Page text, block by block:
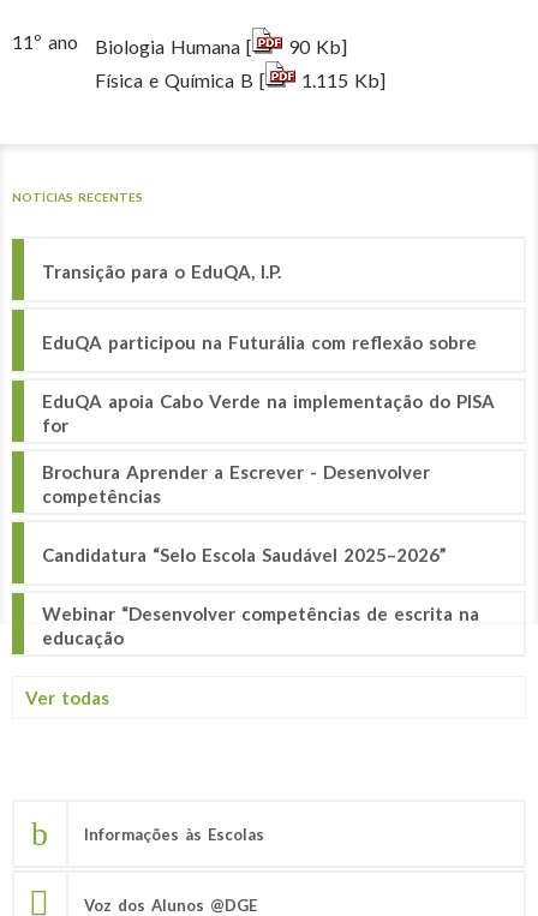
11º ano Biologia Humana [
90 Kb]
Física e Química B [
1.115 Kb]
NOTÍCIAS RECENTES
Transição para o EduQA, I.P.
EduQA participou na Futurália com reflexão sobre
EduQA apoia Cabo Verde na implementação do PISA
for
Brochura Aprender a Escrever - Desenvolver
competências
Candidatura “Selo Escola Saudável 2025–2026”
Webinar “Desenvolver competências de escrita na
educação
Ver todas
Informações às Escolas
Voz dos Alunos @DGE